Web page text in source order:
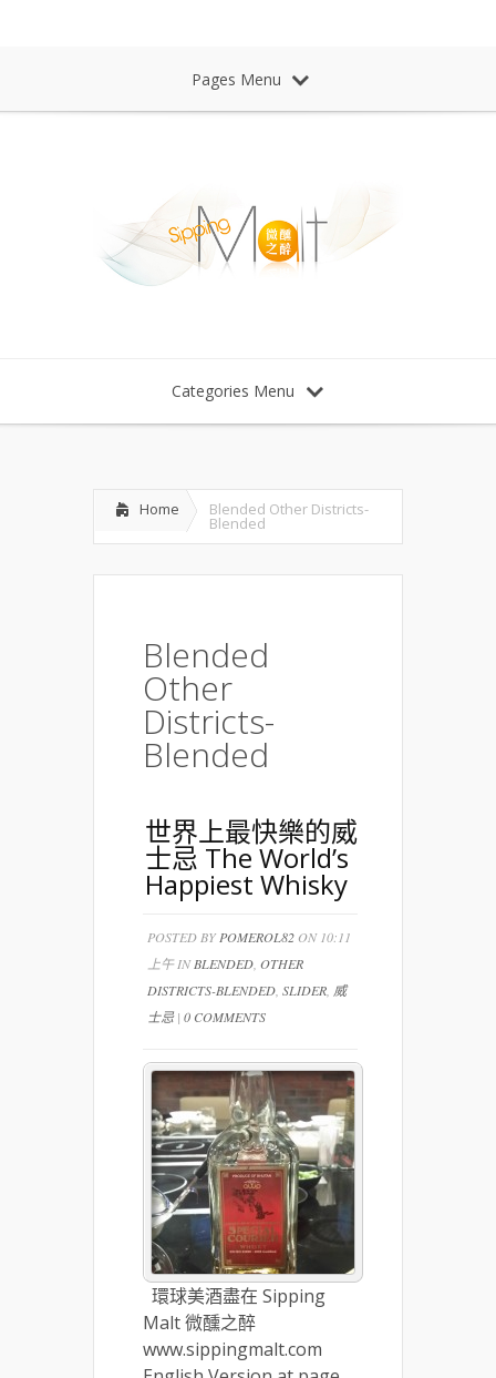
Pages Menu
Categories Menu
Home Blended Other Districts-
Blended
Blended
Other
Districts-
Blended
世界上最快樂的威
士忌 The World’s
Happiest Whisky
POSTED BY POMEROL82 ON 10:11
上午 INBLENDED OTHER
DISTRICTS-BLENDED SLIDER 威
士忌| 0 COMMENTS
環球美酒盡在 Sipping
Malt 微醺之醉
www.sippingmalt.com